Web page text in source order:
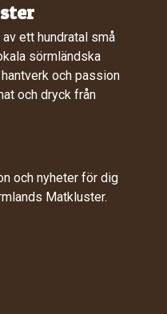
ett hundratal små
sörmländska
och passion
och dryck från
och nyheter för dig
Matkluster.